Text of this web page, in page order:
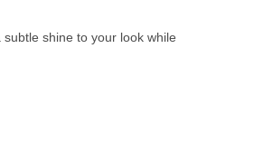
shine to your look while